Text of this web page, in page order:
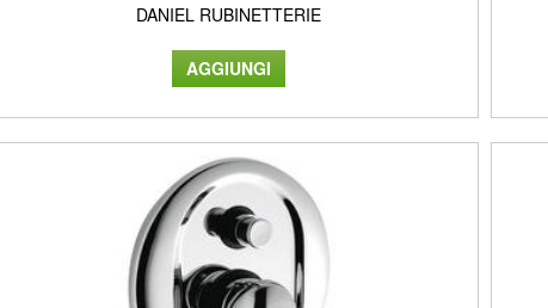
DANIEL RUBINETTERIE